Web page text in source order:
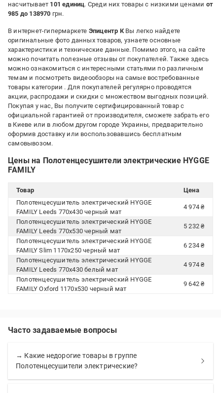
насчитывает 101 единиц. Среди них товары с низкими ценами от
985 до 138970 грн.
В интернет-гипермаркете Эпицентр КВы легко найдете
оригинальные фото данных товаров, узнаете основные
характеристики и технические данные. Помимо этого, на сайте
можно почитать полезные отзывы от покупателей. Также здесь
можно ознакомиться с интересными статьями по различным
темам и посмотреть видеообзоры на самые востребованные
товары категории . Для покупателей регулярно проводятся
акции, распродажи и скидки с множеством выгодных позиций.
Покупая у нас, Вы получите сертифицированный товар с
официальной гарантией от производителя, сможете забрать его
в Киеве или в любом другом городе Украины, предварительно
оформив доставку или воспользовавшись бесплатным
самовывозом.
Цены на Полотенцесушители электрические HYGGE
FAMILY
Товар
Цена
Полотенцесушитель электрический HYGGE
FAMILY Leeds 770x430 черный мат
4 974 ₴
Полотенцесушитель электрический HYGGE
FAMILY Leeds 770x530 черный мат
5 232 ₴
Полотенцесушитель электрический HYGGE
FAMILY Slim 1170х250 черный мат
6 234 ₴
Полотенцесушитель электрический HYGGE
FAMILY Leeds 770x430 белый мат
4 974 ₴
Полотенцесушитель электрический HYGGE
FAMILY Oxford 1170х530 черный мат
9 642 ₴
Часто задаваемые вопросы
→ Какие недорогие товары в группе
Полотенцесушители электрические?